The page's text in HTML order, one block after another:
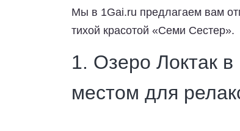
Мы в 1Gai.ru предлагаем вам
тихой красотой «Семи Сестер».
1. Озеро Локтак
местом для